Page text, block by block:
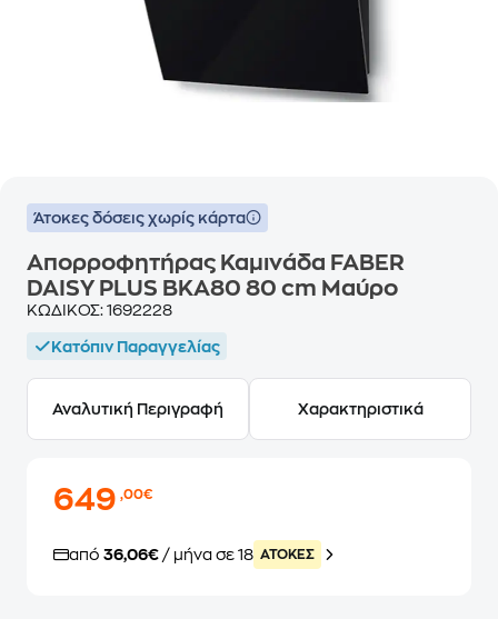
Άτοκες δόσεις χωρίς κάρτα
Απορροφητήρας Καμινάδα FABER
DAISY PLUS BKA80 80 cm Μαύρο
ΚΩΔΙΚΟΣ: 1692228
Κατόπιν Παραγγελίας
Αναλυτική Περιγραφή Χαρακτηριστικά
649,00€
από 36,06€ / μήνα σε 18 ATOKEΣ